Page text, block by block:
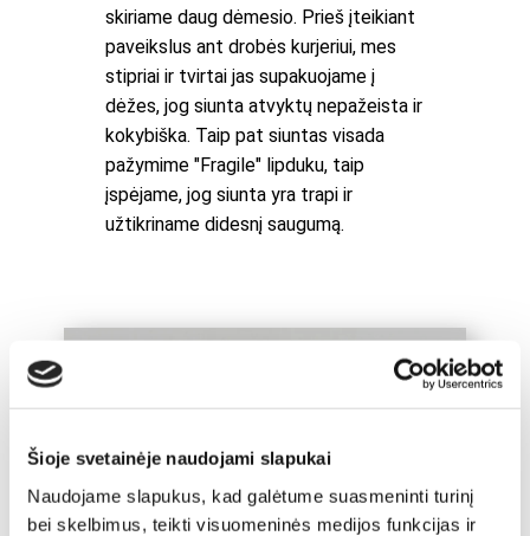
Šioje svetainėje naudojami slapukai
Naudojame slapukus, kad galėtume suasmeninti turinį
bei skelbimus, teikti visuomeninės medijos funkcijas ir
skiriame daug dėmesio. Prieš įteikiant
paveikslus ant drobės kurjeriui, mes
stipriai ir tvirtai jas supakuojame į
dėžes, jog siunta atvyktų nepažeista ir
kokybiška. Taip pat siuntas visada
pažymime "Fragile" lipduku, taip
įspėjame, jog siunta yra trapi ir
užtikriname didesnį saugumą.